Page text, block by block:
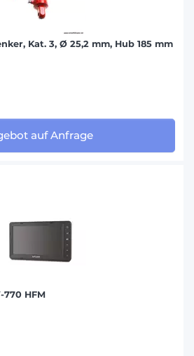
Kat. 3, Ø 25,2 mm, Hub 185 mm
auf Anfrage
HFM